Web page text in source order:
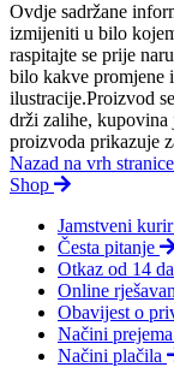
Ovdje sadržane
izmijeniti u bilo
raspitajte se prije
bilo kakve promjene
ilustracije.Proizvod
drži zalihe, kupovina
proizvoda prikazuje
Nazad na vrh stranice
Shop
Jamstveni kurir
Česta pitanje
Otkaz od 14
Online
Obavijest o
Načini prejema
Načini plačila